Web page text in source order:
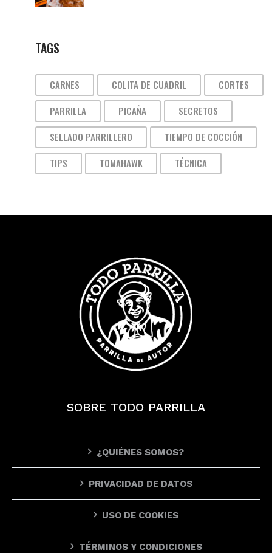
TAGS
CARNES COLITA DE CUADRIL
CORTES
PARRILLA
PICAÑA
SECRETOS
SELLADO PARRILLERO
TIEMPO DE COCCIÓN
TIPS
TOMAHAWK TÉCNICA
SOBRE TODO PARRILLA
¿QUIÉNES SOMOS?
PRIVACIDAD DE DATOS
USO DE COOKIES
TÉRMINOS Y CONDICIONES